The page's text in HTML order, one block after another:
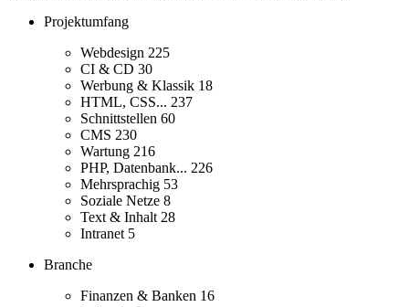
Projektumfang
Webdesign 225
CI & CD 30
Werbung & Klassik 18
HTML, CSS... 237
Schnittstellen 60
CMS 230
Wartung 216
PHP, Datenbank... 226
Mehrsprachig 53
Soziale Netze 8
Text & Inhalt 28
Intranet 5
Branche
Finanzen & Banken 16